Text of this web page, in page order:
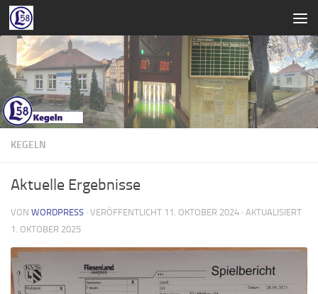
Zum Inhalt springen
KEGELN
Aktuelle Ergebnisse
VON WORDPRESS · VERÖFFENTLICHT 11. OKTOBER 2024 · AKTUALISIERT
1. OKTOBER 2025